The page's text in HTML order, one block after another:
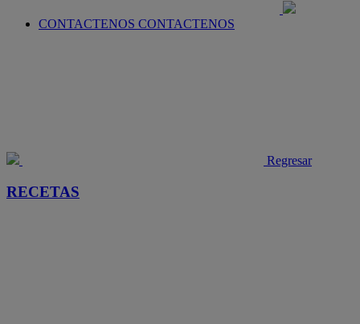
CONTACTENOS CONTACTENOS
Regresar
RECETAS